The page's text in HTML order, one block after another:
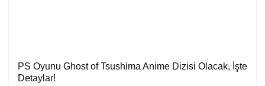
PS Oyunu Ghost of Tsushima Anime Dizisi Olacak, İşte
Detaylar!